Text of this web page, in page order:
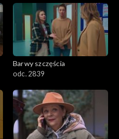
Barwy szczęścia
odc. 2839